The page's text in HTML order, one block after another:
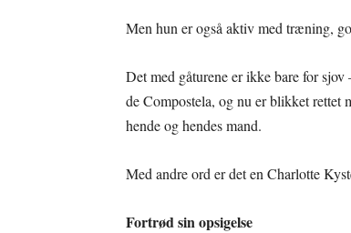
Men hun er også aktiv med træning,
Det med gåturene er ikke bare for
de Compostela, og nu er blikket rettet
hende og hendes mand.
Med andre ord er det en Charlotte
Fortrød sin opsigelse